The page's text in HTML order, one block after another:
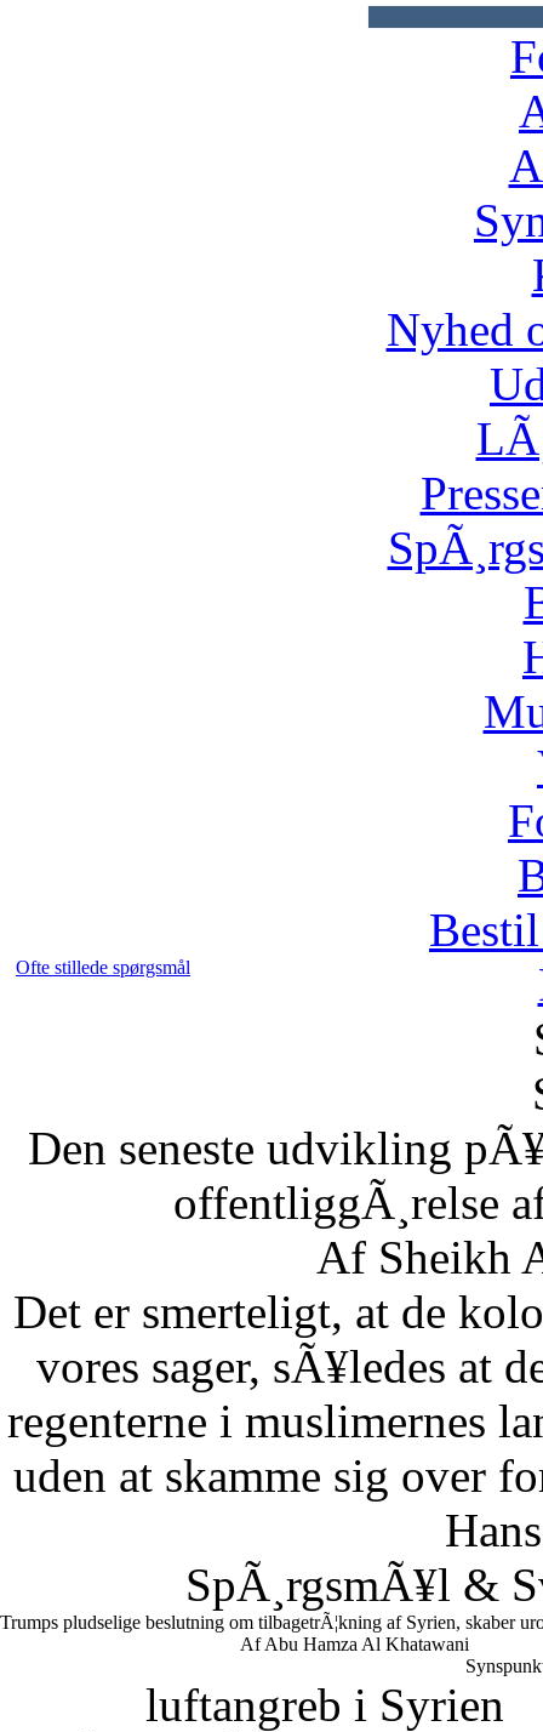
Nyhed
Ofte stillede spørgsmål
Den seneste udvikling
offentliggÃ¸relse
Af Sheikh
Det er smerteligt, at de
vores sager, sÃ¥ledes at
regenterne i muslimernes
uden at skamme sig over
SpÃ¸rgsmÃ¥l &
Trumps pludselige beslutning om tilbagetrÃ¦kning af Syrien, skaber
Af Abu Hamza Al Khatawani
luftangreb i Syrien